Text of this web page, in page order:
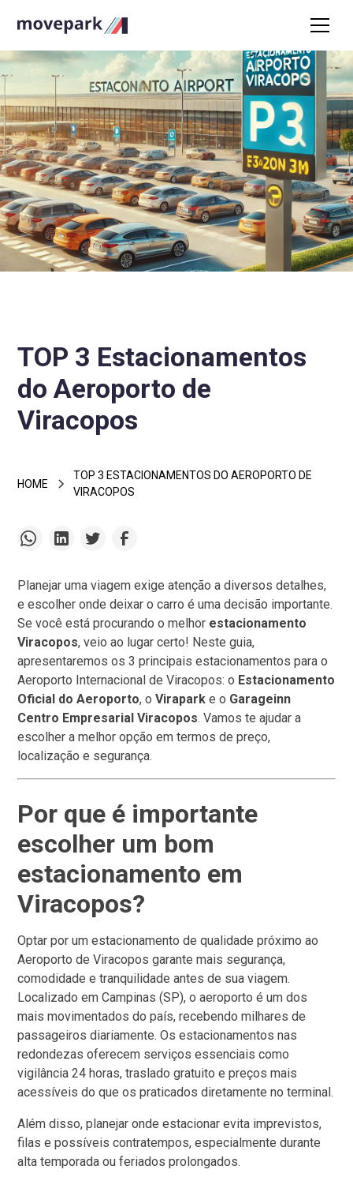
TOP 3 Estacionamentos
do Aeroporto de
Viracopos
HOME
TOP 3 ESTACIONAMENTOS DO AEROPORTO DE
VIRACOPOS
Planejar uma viagem exige atenção a diversos detalhes,
e escolher onde deixar o carro é uma decisão importante.
Se você está procurando o melhor estacionamento
Viracopos, veio ao lugar certo! Neste guia,
apresentaremos os 3 principais estacionamentos para o
Aeroporto Internacional de Viracopos: o Estacionamento
Oficial do Aeroporto, oVirapark e o Garageinn
Centro Empresarial Viracopos. Vamos te ajudar a
escolher a melhor opção em termos de preço,
localização e segurança.
Por que é importante
escolher um bom
estacionamento em
Viracopos?
Optar por um estacionamento de qualidade próximo ao
Aeroporto de Viracopos garante mais segurança,
comodidade e tranquilidade antes de sua viagem.
Localizado em Campinas (SP), o aeroporto é um dos
mais movimentados do país, recebendo milhares de
passageiros diariamente. Os estacionamentos nas
redondezas oferecem serviços essenciais como
vigilância 24 horas, traslado gratuito e preços mais
acessíveis do que os praticados diretamente no terminal.
Além disso, planejar onde estacionar evita imprevistos,
filas e possíveis contratempos, especialmente durante
alta temporada ou feriados prolongados.